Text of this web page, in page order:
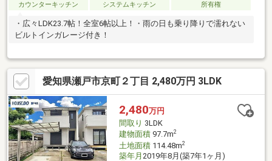
カウンターキッチン
システムキッチン 所有権
・広々LDK23.7帖！全室6帖以上！・雨の日も乗り降りで濡れない
ビルトインガレージ付き！
愛知県瀬戸市京町２丁目 2,480万円 3LDK
2,480万円
間取り 3LDK
建物面積97.7m2
土地面積114.48m2
築年月 2019年8月(築7年1ヶ月)